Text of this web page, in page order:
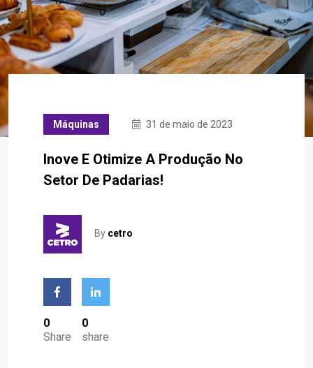
Máquinas 31 de maio de 2023
Inove E Otimize A Produção No
Setor De Padarias!
By cetro
0
Share
0
share